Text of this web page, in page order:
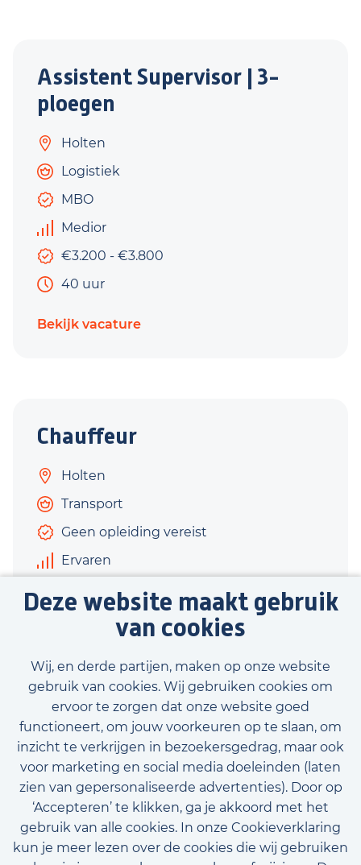
Deze website maakt gebruik
van cookies
Wij, en derde partijen, maken op onze website
gebruik van cookies. Wij gebruiken cookies om
ervoor te zorgen dat onze website goed
functioneert, om jouw voorkeuren op te slaan, om
inzicht te verkrijgen in bezoekersgedrag, maar ook
voor marketing en social media doeleinden (laten
zien van gepersonaliseerde advertenties). Door op
‘Accepteren’ te klikken, ga je akkoord met het
gebruik van alle cookies. In onze Cookieverklaring
kun je meer lezen over de cookies die wij gebruiken
Assistent Supervisor | 3-
ploegen
Holten
Logistiek
MBO
Medior
€3.200 - €3.800
40 uur
Bekijk vacature
Chauffeur
Holten
Transport
Geen opleiding vereist
Ervaren
€3.000 - €3.520
Bekijk vacature
Bekijk onze beschikbare vacatures